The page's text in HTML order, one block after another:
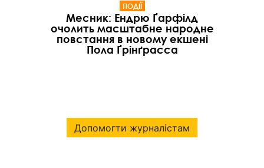
ПОДІЇ
Месник: Ендрю Ґарфілд
очолить масштабне народне
повстання в новому екшені
Пола Ґрінґрасса
Допомогти журналістам